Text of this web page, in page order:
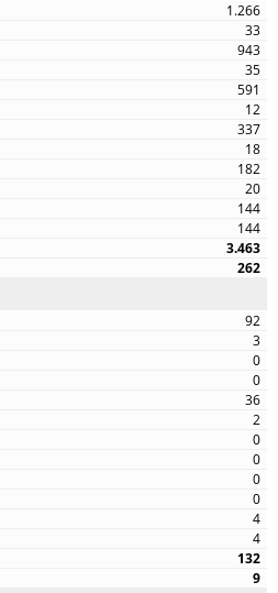
1.266
33
943
35
591
12
337
18
182
20
144
144
3.463
262
92
3
0
0
36
2
0
0
0
0
4
4
132
9